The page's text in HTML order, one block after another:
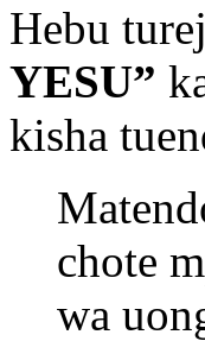
Hebu
YESU”
kisha
chote
wa